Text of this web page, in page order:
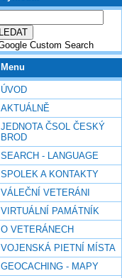
Menu
ÚVOD
AKTUÁLNĚ
JEDNOTA ČSOL ČESKÝ
BROD
SEARCH - LANGUAGE
SPOLEK A KONTAKTY
VÁLEČNÍ VETERÁNI
VIRTUÁLNÍ PAMÁTNÍK
O VETERÁNECH
VOJENSKÁ PIETNÍ MÍSTA
GEOCACHING - MAPY